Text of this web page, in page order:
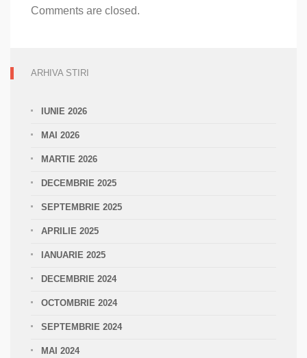
Comments are closed.
ARHIVA STIRI
IUNIE 2026
MAI 2026
MARTIE 2026
DECEMBRIE 2025
SEPTEMBRIE 2025
APRILIE 2025
IANUARIE 2025
DECEMBRIE 2024
OCTOMBRIE 2024
SEPTEMBRIE 2024
MAI 2024